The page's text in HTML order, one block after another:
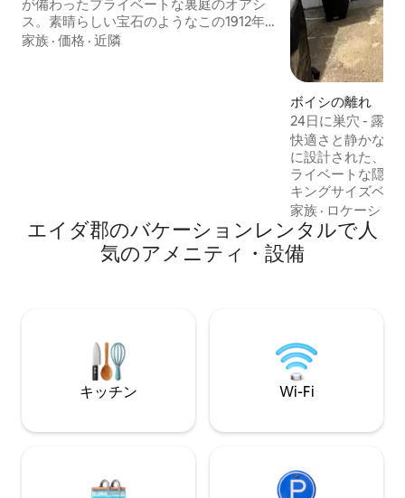
が備わったプライベートな裏庭のオアシ
ス。素晴らしい宝石のようなこの1912年
の修復済みの一階建てのクラフツマンス
ています。ペットは禁止です。
家族 · 価格 · 近隣
ボイシの離れ
24日に巣穴 - 露天
寝室/1バスルーム
快適さと静かなつ
に設計された、ボ
ライベートな隠れ家
キングサイズベッ
ルーム、リビング
ペースを備えたキ
外では、ファイヤ
ーが楽しめるスペ
も、ボイシーを探
たい方も、私たち
お部屋は、魅力、
融合させています
家族 · ロケーショ
エイダ郡のバケーションレンタルで人
気のアメニティ・設備
キッチン Wi-Fi